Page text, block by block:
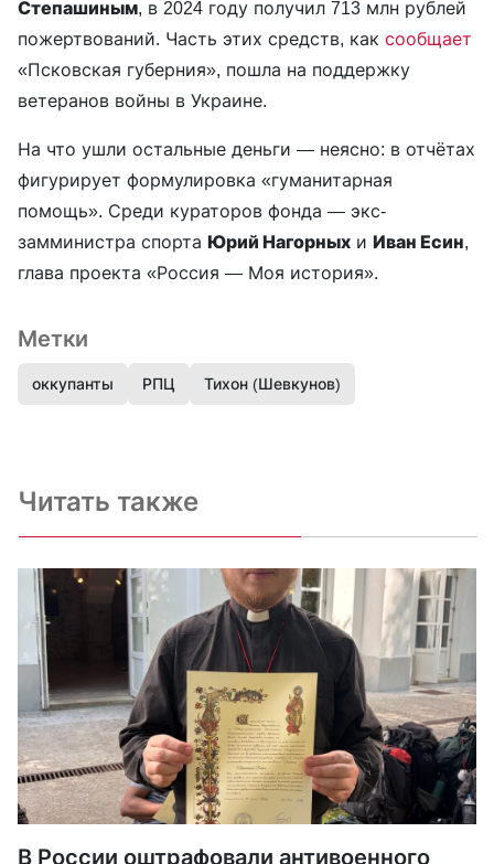
Степашиным, в 2024 году получил 713 млн рублей
пожертвований. Часть этих средств, как сообщает
«Псковская губерния», пошла на поддержку
ветеранов войны в Украине.
На что ушли остальные деньги — неясно: в отчётах
фигурирует формулировка «гуманитарная
помощь». Среди кураторов фонда — экс-
замминистра спорта Юрий Нагорных и Иван Есин,
глава проекта «Россия — Моя история».
Метки
оккупанты РПЦ Тихон (Шевкунов)
Читать также
В России оштрафовали антивоенного